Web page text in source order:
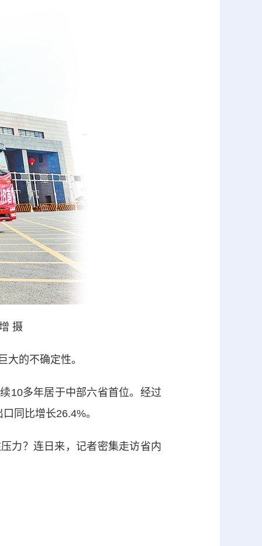
摄
的不确定性。
多年居于中部六省首位。经过
同比增长26.4%。
力？连日来，记者密集走访省内